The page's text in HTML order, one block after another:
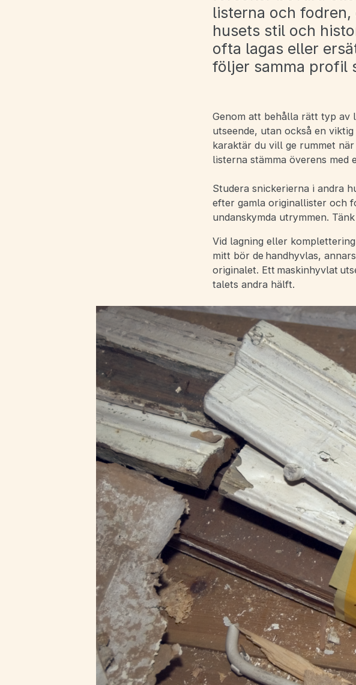
listerna och
husets stil och
ofta lagas eller
följer samma profil
Genom att behålla rätt typ av
utseende, utan också en
karaktär du vill ge rummet
listerna stämma överens med
Studera snickerierna i andra
efter gamla originallister och
undanskymda utrymmen.
Vid lagning eller
mitt bör de handhyvlas,
originalet. Ett maskinhyvlat
talets andra hälft.